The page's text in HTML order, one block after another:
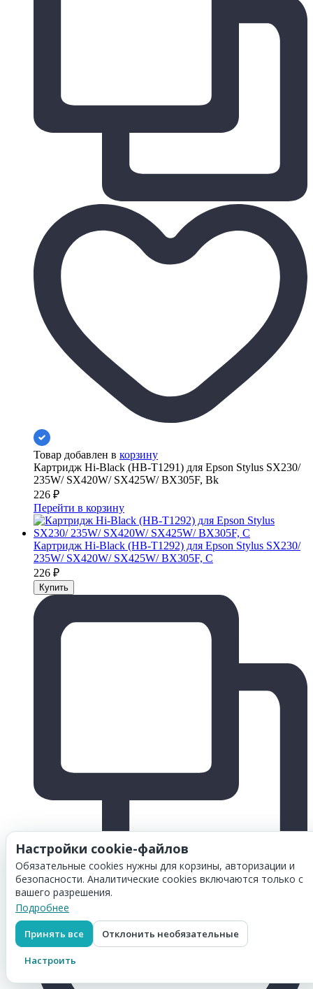
Товар добавлен в корзину
Картридж Hi-Black (HB-T1291) для Epson Stylus SX230/
235W/ SX420W/ SX425W/ BX305F, Bk
226 ₽
Перейти в корзину
Картридж Hi-Black (HB-T1292) для Epson Stylus SX230/
235W/ SX420W/ SX425W/ BX305F, C
226 ₽
Настройки cookie-файлов
Обязательные cookies нужны для корзины, авторизации и
безопасности. Аналитические cookies включаются только с
вашего разрешения.
Подробнее
Принять все Отклонить необязательные
Настроить